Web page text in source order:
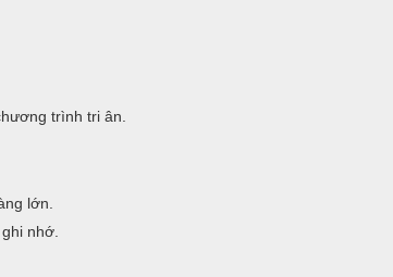
trình tri ân.
lớn.
nhớ.